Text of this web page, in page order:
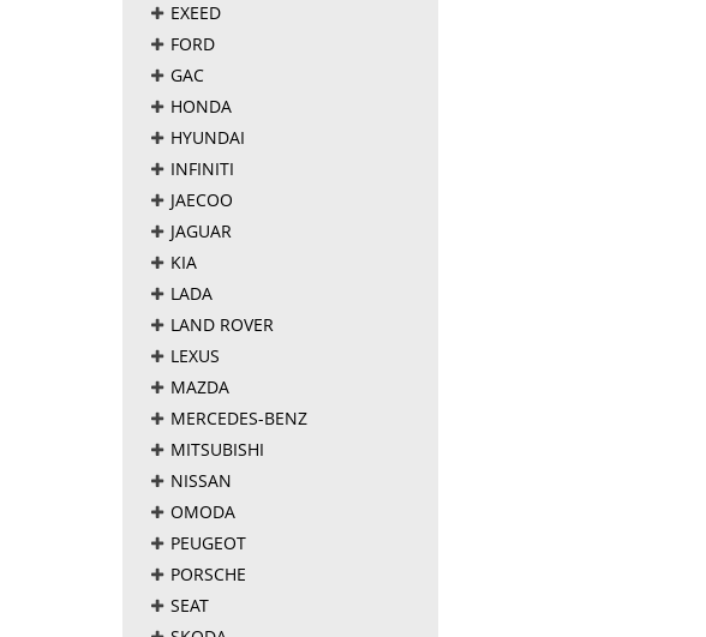
EXEED
FORD
GAC
HONDA
HYUNDAI
INFINITI
JAECOO
JAGUAR
KIA
LADA
LAND ROVER
LEXUS
MAZDA
MERCEDES-BENZ
MITSUBISHI
NISSAN
OMODA
PEUGEOT
PORSCHE
SEAT